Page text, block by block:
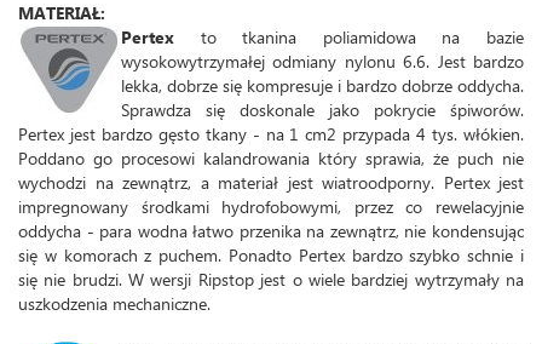
MATERIAŁ:
Pertex to tkanina poliamidowa na bazie
wysokowytrzymałej odmiany nylonu 6.6. Jest bardzo
lekka, dobrze się kompresuje i bardzo dobrze oddycha.
Sprawdza się doskonale jako pokrycie śpiworów.
Pertex jest bardzo gęsto tkany - na 1 cm2 przypada 4 tys. włókien.
Poddano go procesowi kalandrowania który sprawia, że puch nie
wychodzi na zewnątrz, a materiał jest wiatroodporny. Pertex jest
impregnowany środkami hydrofobowymi, przez co rewelacyjnie
oddycha - para wodna łatwo przenika na zewnątrz, nie kondensując
się w komorach z puchem. Ponadto Pertex bardzo szybko schnie i
się nie brudzi. W wersji Ripstop jest o wiele bardziej wytrzymały na
uszkodzenia mechaniczne.